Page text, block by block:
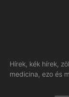
Hírek, kék hírek,
medicina, ezo és